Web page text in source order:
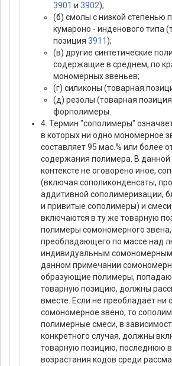
3901 и 3902);
(б) смолы с низкой степенью
кумароно - инденового типа
позиция 3911);
(в) другие синтетические
содержащие в среднем, по
мономерных звеньев;
(г) силиконы (товарная
(д) резолы (товарная позиция
форполимеры.
4. Термин "сополимеры"
в которых ни одно мономерное
составляет 95 мас.% или более
содержания полимера. В данной
контексте не оговорено иное,
(включая сополиконденсаты,
аддитивной сополимеризации,
и привитые сополимеры) и
включаются в ту же товарную
полимеры сомономерного звена,
преобладающего по массе над
индивидуальным
данном примечании
образующие полимеры,
товарную позицию, должны
вместе. Если не преобладает ни
сомономерное звено, то
полимерные смеси, в
конкретного случая, должны
товарную позицию, последнюю
возрастания кодов среди